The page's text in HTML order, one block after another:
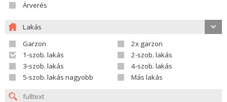
Árverés
Lakás
Garzon
2x garzon
1-szob. lakás
2-szob. lakás
3-szob. lakás
4-szob. lakás
5-szob. lakás nagyobb
Más lakás